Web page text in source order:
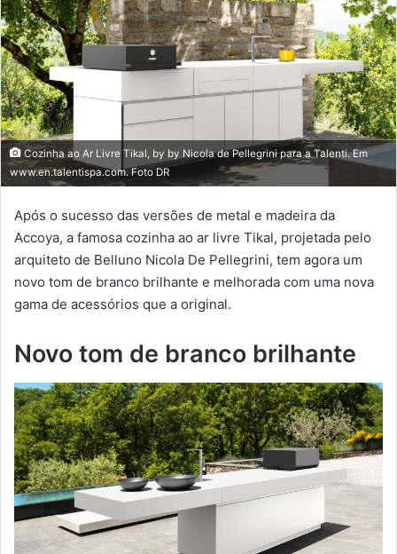
Cozinha ao Ar Livre Tikal, by by Nicola de Pellegrini para a Talenti. Em
www.en.talentispa.com. Foto DR
Após o sucesso das versões de metal e madeira da
Accoya, a famosa cozinha ao ar livre Tikal, projetada pelo
arquiteto de Belluno Nicola De Pellegrini, tem agora um
novo tom de branco brilhante e melhorada com uma nova
gama de acessórios que a original.
Novo tom de branco brilhante